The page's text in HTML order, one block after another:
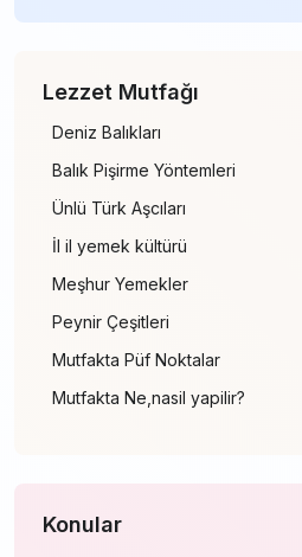
Lezzet Mutfağı
Deniz Balıkları
Balık Pişirme Yöntemleri
Ünlü Türk Aşcıları
İl il yemek kültürü
Meşhur Yemekler
Peynir Çeşitleri
Mutfakta Püf Noktalar
Mutfakta Ne,nasil yapilir?
Konular